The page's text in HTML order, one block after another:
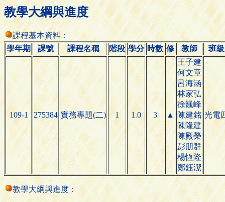
教學大綱與進度
課程基本資料：
學年期
課號 課程名稱 階段 學分 時數 修 教師 班級
109-1 275384 實務專題(二) 1 1.0 3 ▲
王子建
何文章
呂海涵
林家弘
徐巍峰
陳建銘
陳隆建
陳殿榮
彭朋群
楊恆隆
鄭鈺潔
光電
教學大綱與進度：